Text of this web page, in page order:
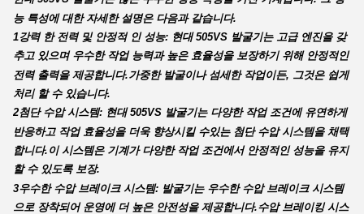
능 특성에 대한 자세한 설명은 다음과 같습니다.
1강력 한 전력 및 안정적 인 성능: 현대 505VS 발굴기는 고급 엔진을 갖
추고 있으며 우수한 작업 능력과 높은 효율성을 보장하기 위해 안정적인
전력 출력을 제공합니다.가중한 발굴이나 섬세한 작업이든, 그것은 쉽게
처리 할 수 있습니다.
2첨단 수압 시스템: 현대 505VS 발굴기는 다양한 작업 조건에 유연하게
반응하고 작업 효율성을 더욱 향상시킬 수있는 첨단 수압 시스템을 채택
합니다.이 시스템은 기계가 다양한 작업 조건에서 안정적인 성능을 유지
할 수 있도록 보장.
3우수한 수압 브레이크 시스템: 발굴기는 우수한 수압 브레이크 시스템
으로 장착되어 운영에 더 높은 안전성을 제공합니다.수압 브레이킹 시스